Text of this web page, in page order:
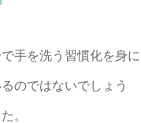
手を洗う習慣化を身に
のではないでしょう
。